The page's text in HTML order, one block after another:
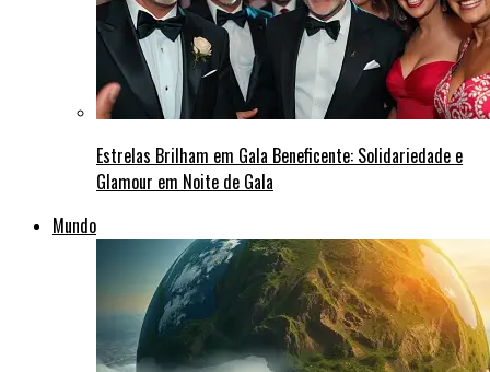
Estrelas Brilham em Gala Beneficente: Solidariedade e
Glamour em Noite de Gala
Mundo